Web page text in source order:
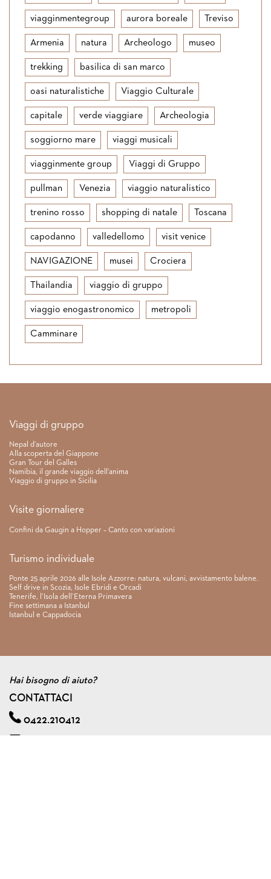
viagginmentegroup aurora boreale Treviso
Armenia natura Archeologo museo
trekking basilica di san marco
oasi naturalistiche Viaggio Culturale
capitale verde viaggiare Archeologia
soggiorno mare viaggi musicali
viagginmente group Viaggi di Gruppo
pullman Venezia viaggio naturalistico
trenino rosso shopping di natale Toscana
capodanno valledellomo visit venice
NAVIGAZIONE musei Crociera
Thailandia viaggio di gruppo
viaggio enogastronomico metropoli
Camminare
Link rapidi
Viaggi di gruppo
Nepal d’autore
Alla scoperta del Giappone
Gran Tour del Galles
Namibia, il grande viaggio dell’anima
Viaggio di gruppo in Sicilia
Visite giornaliere
Confini da Gaugin a Hopper – Canto con variazioni
Turismo individuale
Ponte 25 aprile 2026 alle Isole Azzorre: natura, vulcani, avvistamento balene.
Self drive in Scozia, Isole Ebridi e Orcadi
Tenerife, l’Isola dell’Eterna Primavera
Fine settimana a Istanbul
Istanbul e Cappadocia
Hai bisogno di aiuto?
CONTATTACI
0422.210412